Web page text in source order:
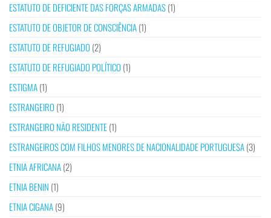
ESTATUTO DE DEFICIENTE DAS FORÇAS ARMADAS(1)
ESTATUTO DE OBJETOR DE CONSCIÊNCIA(1)
ESTATUTO DE REFUGIADO (2)
ESTATUTO DE REFUGIADO POLÍTICO (1)
ESTIGMA(1)
ESTRANGEIRO (1)
ESTRANGEIRO NÃO RESIDENTE(1)
ESTRANGEIROS COM FILHOS MENORES DE NACIONALIDADE PORTUGUESA(3)
ETNIA AFRICANA(2)
ETNIA BENIN (1)
ETNIA CIGANA(9)